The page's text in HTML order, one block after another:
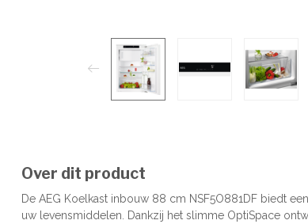
Over dit product
De AEG Koelkast inbouw 88 cm NSF5O881DF biedt
uw levensmiddelen. Dankzij het slimme OptiSpace